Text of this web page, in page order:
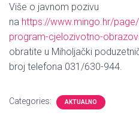
Više o javnom pozivu
na https://www.mingo.hr/
program-cjelozivotno-
obratite u Miholjački
broj telefona 031/630-944.
Categories: AKTUALNO